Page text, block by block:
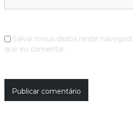
Salvar meus dados neste
que eu comentar.